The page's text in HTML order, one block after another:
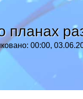
00:00,